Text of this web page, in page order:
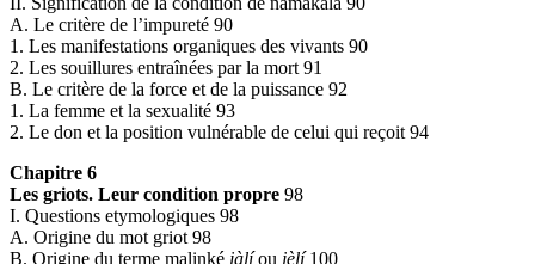
A. Le critère de l’impureté 90
1. Les manifestations organiques des vivants 90
2. Les souillures entraînées par la mort 91
B. Le critère de la force et de la puissance 92
1. La femme et la sexualité 93
2. Le don et la position vulnérable de celui qui reçoit 94
Chapitre 6
Les griots. Leur condition propre 98
I. Questions etymologiques 98
A. Origine du mot griot 98
B. Origine du terme malinké jàlíou jèlí100